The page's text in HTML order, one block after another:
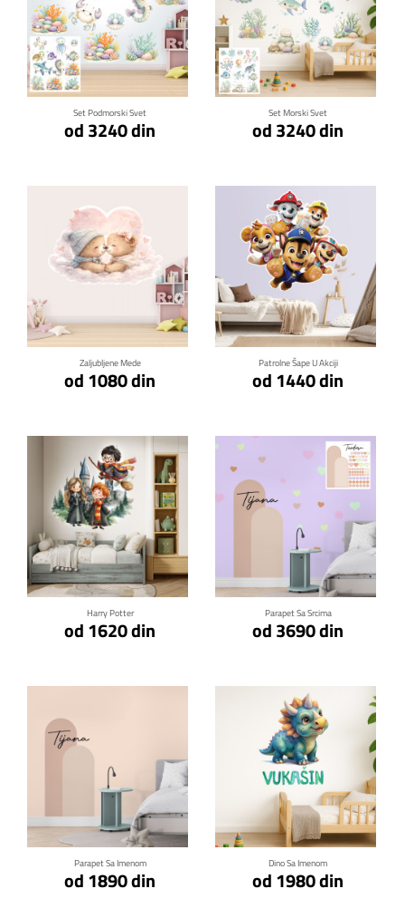
Set Podmorski Svet
od 3240 din
Klikni za detalje
Set Morski Svet
od 3240 din
Klikni za detalje
Zaljubljene Mede
od 1080 din
Patrolne Šape U Akciji
od 1440 din
Klikni za detalje
Harry Potter
od 1620 din
Klikni za detalje
Parapet Sa Srcima
od 3690 din
Klikni za detalje
Parapet Sa Imenom
od 1890 din
Klikni za detalje
Dino Sa Imenom
od 1980 din
Klikni za detalje